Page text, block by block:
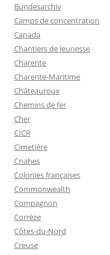
Bundesarchiv
Camps de concentration
Canada
Chantiers de Jeunesse
Charente
Charente-Maritime
Châteauroux
Chemins de fer
Cher
CICR
Cimetière
Cnahes
Colonies françaises
Commonwealth
Compagnon
Corrèze
Côtes-du-Nord
Creuse